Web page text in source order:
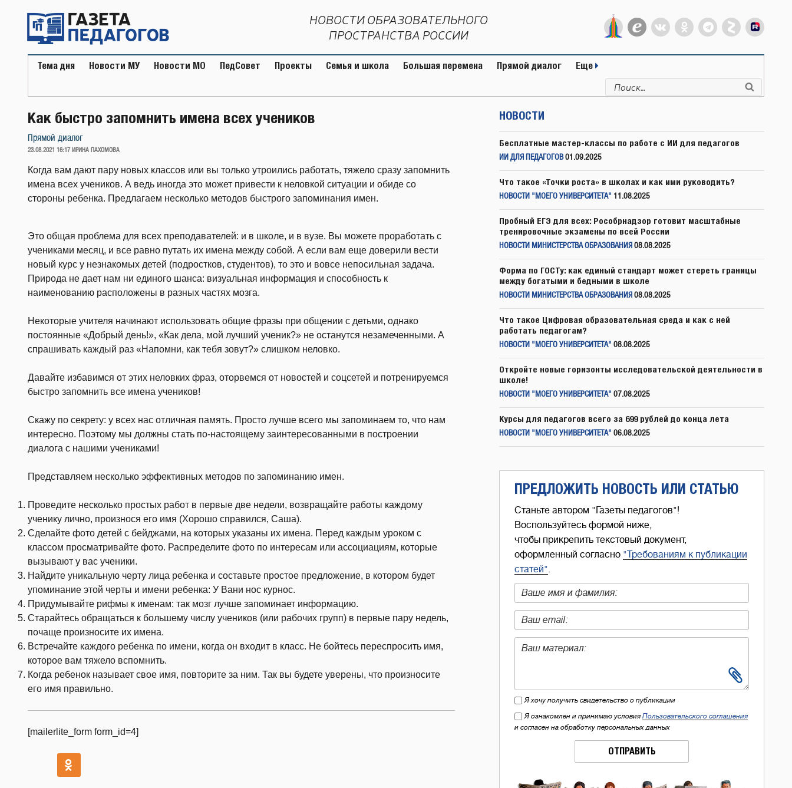
содержимому
НОВОСТИ ОБРАЗОВАТЕЛЬНОГО
ПРОСТРАНСТВА РОССИИ
Тема дня Новости МУ Новости МО ПедСовет Проекты Семья и школа Большая перемена Прямой диалог Еще
Искать:
Как быстро запомнить имена всех учеников
Прямой диалог
ОПУБЛИКОВАНО
23.08.2021 16:17 ИРИНА ПАХОМОВА
Когда вам дают пару новых классов или вы только утроились работать, тяжело сразу запомнить
имена всех учеников. А ведь иногда это может привести к неловкой ситуации и обиде со
стороны ребенка. Предлагаем несколько методов быстрого запоминания имен.
Это общая проблема для всех преподавателей: и в школе, и в вузе. Вы можете проработать с
учениками месяц, и все равно путать их имена между собой. А если вам еще доверили вести
новый курс у незнакомых детей (подростков, студентов), то это и вовсе непосильная задача.
Природа не дает нам ни единого шанса: визуальная информация и способность к
наименованию расположены в разных частях мозга.
Некоторые учителя начинают использовать общие фразы при общении с детьми, однако
постоянные «Добрый день!», «Как дела, мой лучший ученик?» не останутся незамеченными. А
спрашивать каждый раз «Напомни, как тебя зовут?» слишком неловко.
Давайте избавимся от этих неловких фраз, оторвемся от новостей и соцсетей и потренируемся
быстро запомнить все имена учеников!
Скажу по секрету: у всех нас отличная память. Просто лучше всего мы запоминаем то, что нам
интересно. Поэтому мы должны стать по-настоящему заинтересованными в построении
диалога с нашими учениками!
Представляем несколько эффективных методов по запоминанию имен.
Проведите несколько простых работ в первые две недели, возвращайте работы каждому
ученику лично, произнося его имя (Хорошо справился, Саша).
Сделайте фото детей с бейджами, на которых указаны их имена. Перед каждым уроком с
классом просматривайте фото. Распределите фото по интересам или ассоциациям, которые
вызывают у вас ученики.
Найдите уникальную черту лица ребенка и составьте простое предложение, в котором будет
упоминание этой черты и имени ребенка: У Вани нос курнос.
Придумывайте рифмы к именам: так мозг лучше запоминает информацию.
Старайтесь обращаться к большему числу учеников (или рабочих групп) в первые пару недель,
почаще произносите их имена.
Встречайте каждого ребенка по имени, когда он входит в класс. Не бойтесь переспросить имя,
которое вам тяжело вспомнить.
Когда ребенок называет свое имя, повторите за ним. Так вы будете уверены, что произносите
его имя правильно.
[mailerlite_form form_id=4]
НОВОСТИ
Бесплатные мастер-классы по работе с ИИ для педагогов
ИИ ДЛЯ ПЕДАГОГОВ 01.09.2025
Что такое «Точки роста» в школах и как ими руководить?
НОВОСТИ "МОЕГО УНИВЕРСИТЕТА" 11.08.2025
Пробный ЕГЭ для всех: Рособрнадзор готовит масштабные
тренировочные экзамены по всей России
НОВОСТИ МИНИСТЕРСТВА ОБРАЗОВАНИЯ 08.08.2025
Форма по ГОСТу: как единый стандарт может стереть границы
между богатыми и бедными в школе
НОВОСТИ МИНИСТЕРСТВА ОБРАЗОВАНИЯ 08.08.2025
Что такое Цифровая образовательная среда и как с ней
работать педагогам?
НОВОСТИ "МОЕГО УНИВЕРСИТЕТА" 08.08.2025
Откройте новые горизонты исследовательской деятельности в
школе!
НОВОСТИ "МОЕГО УНИВЕРСИТЕТА" 07.08.2025
Курсы для педагогов всего за 699 рублей до конца лета
НОВОСТИ "МОЕГО УНИВЕРСИТЕТА" 06.08.2025
ПРЕДЛОЖИТЬ НОВОСТЬ ИЛИ СТАТЬЮ
Станьте автором "Газеты педагогов"!
Воспользуйтесь формой ниже,
чтобы прикрепить текстовый документ,
оформленный согласно "Требованиям к публикации
статей".
Я хочу получить свидетельство о публикации
Я ознакомлен и принимаю условия Пользовательского соглашения
и согласен на обработку персональных данных
ОТПРАВИТЬ